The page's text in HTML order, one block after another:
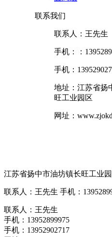
联系我们
联系人：王先生
手机：：
手机：
地址：江苏省扬
旺工业园区
网址：
江苏省扬中市油坊镇长旺工业
联系人：王先生 手机：
联系人：王先生
手机：13952899975
手机：13952902717